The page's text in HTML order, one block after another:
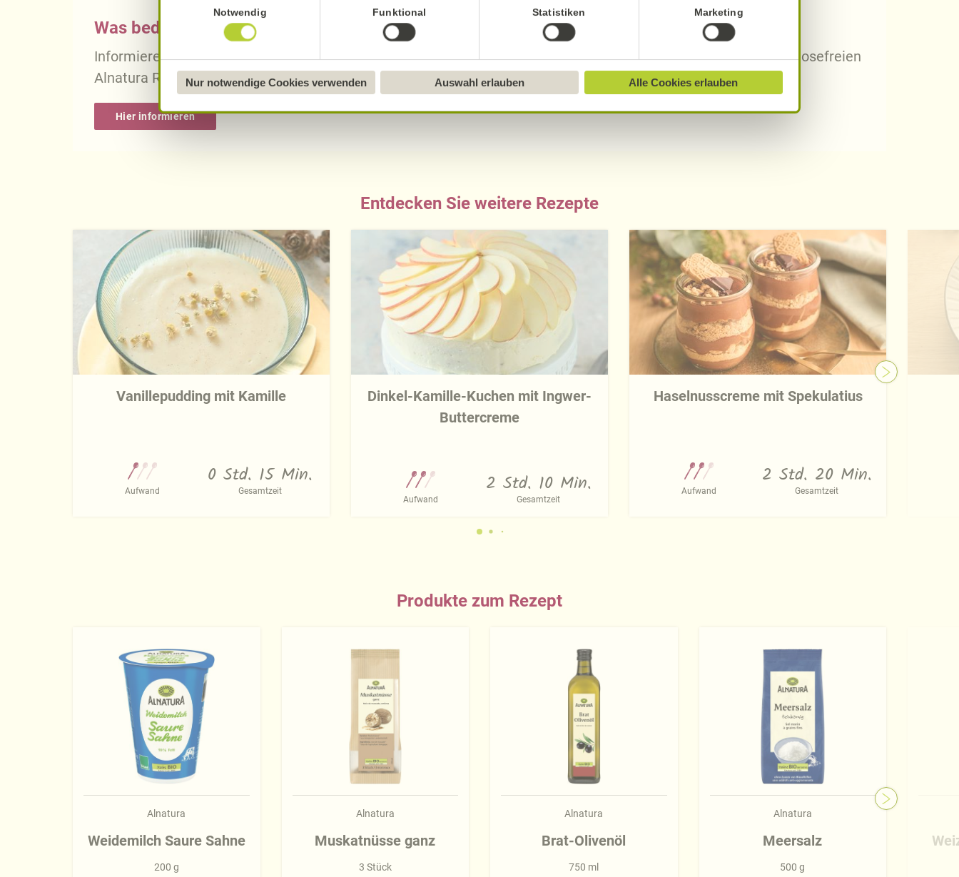
Datenschutzerklärung
Näheres über uns erfahren Sie in unseremImpressum
Notwendig Funktional Statistiken Marketing
Nur notwendige Cookies verwenden Auswahl erlauben Alle Cookies erlauben
Was bedeutet vegan, vegetarisch, gluten- und laktosefrei bei Alnatura Rezepten?
Informieren Sie sich über die genaue Erklärung der Kennzeichnung von veganen, vegetarischen, gluten- und laktosefreien
Alnatura Rezepten.
Hier informieren
Entdecken Sie weitere Rezepte
Vanillepudding mit Kamille
Aufwand
0 Std. 15 Min.
Gesamtzeit
Dinkel-Kamille-Kuchen mit Ingwer-
Buttercreme
Aufwand
2 Std. 10 Min.
Gesamtzeit
Haselnusscreme mit Spekulatius
Aufwand
2 Std. 20 Min.
Gesamtzeit
Produkte zum Rezept
Alnatura
Weidemilch Saure Sahne
200 g
Alnatura
Muskatnüsse ganz
3 Stück
Alnatura
Brat-Olivenöl
750 ml
Alnatura
Meersalz
500 g